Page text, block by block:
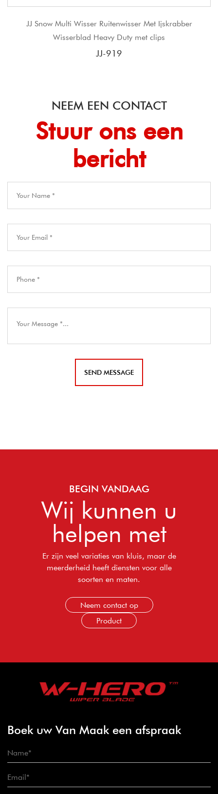
Met Ijskrabber
Duty met clips
JJ Nieuw product Heavy-
NEEM EEN CONTACT
Stuur ons een
bericht​
BEGIN VANDAAG
Wij kunnen u
helpen met
Er zijn veel variaties van kluis, maar de
meerderheid heeft diensten voor alle
soorten en maten.
Neem contact op
Product
Boek uw Van Maak een afspraak